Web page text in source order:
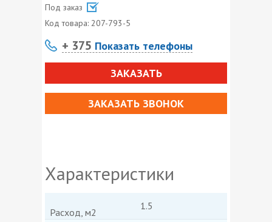
Под заказ
Код товара: 207-793-5
+ 375 Показать телефоны
ЗАКАЗАТЬ
ЗАКАЗАТЬ ЗВОНОК
Характеристики
Расход, м2
1.5